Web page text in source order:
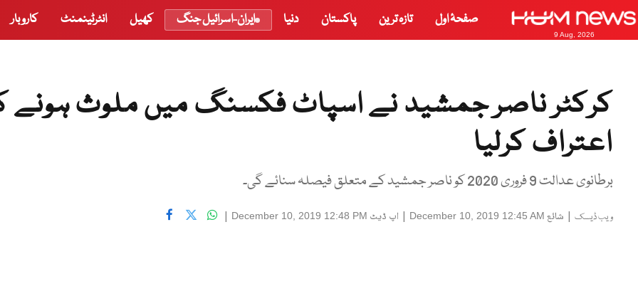
9 Aug, 2026
صفحۂ اول تازہ ترین پاکستان دنیا ایران-اسرائیل جنگ کھیل انٹرٹینمنٹ کاروبار
کرکٹر ناصر جمشید نے اسپاٹ فکسنگ میں ملوث ہونے
اعتراف کرلیا
برطانوی عدالت 9 فروری 2020 کو ناصر جمشید کے متعلق فیصلہ سنائے گی۔
ویب ڈیسک | شائع December 10, 2019 12:45 AM
| اپ ڈیٹ December 10, 2019 12:48 PM
|